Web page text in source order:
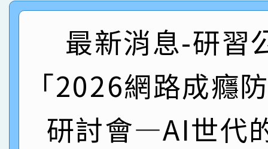
創客第三名。
賽 洪綺君教師榮獲社
賀！本校阿巴斯O蜜、
倩參加桃園市科展 國
名 指導老師王老師、
賀！本校四年二班張O
園市英語競賽國小朗讀
指導老師林老師
賀！本校參加桃園市中
賽 劉文瑛教師榮獲教
賀！本校參與2026世
最新消息-研習
「2026網路成癮
研討會—AI世代